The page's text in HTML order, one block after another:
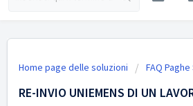
Home page delle soluzioni FAQ
RE-INVIO UNIEMENS DI UN